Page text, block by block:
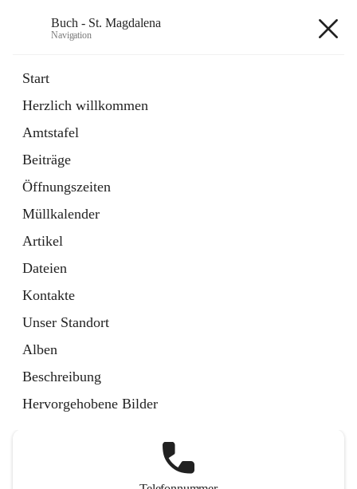
Buch - St. Magdalena
Navigation
Start
Herzlich willkommen
Amtstafel
Beiträge
Öffnungszeiten
Müllkalender
Artikel
Dateien
Kontakte
Unser Standort
Alben
Beschreibung
Hervorgehobene Bilder
11 Schnellzugriffe
Bürgerservice
10 Schnellzugriffe